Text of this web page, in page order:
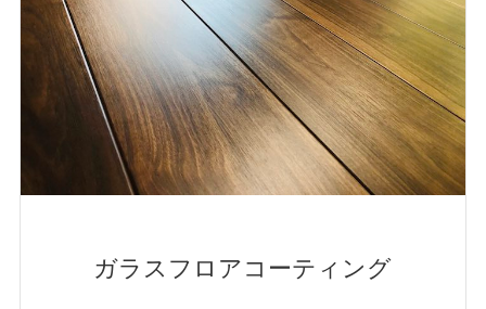
ガラスフロアコーティング